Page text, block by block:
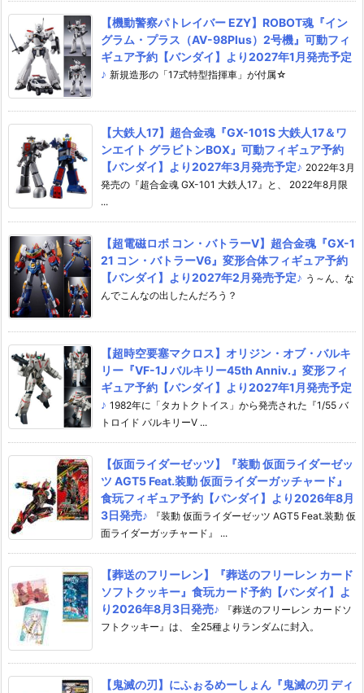
【機動警察パトレイバー EZY】ROBOT魂『イン
グラム・プラス（AV-98Plus）2号機』可動フィ
ギュア予約【バンダイ】より2027年1月発売予定
♪ 新規造形の「17式特型指揮車」が付属☆
【大鉄人17】超合金魂『GX-101S 大鉄人17＆ワ
ンエイト グラビトンBOX』可動フィギュア予約
【バンダイ】より2027年3月発売予定♪ 2022年3月
発売の『超合金魂 GX-101 大鉄人17』と、 2022年8月限
...
【超電磁ロボ コン・バトラーV】超合金魂『GX-1
21 コン・バトラーV6』変形合体フィギュア予約
【バンダイ】より2027年2月発売予定♪ う～ん、な
んでこんなの出したんだろう？
【超時空要塞マクロス】オリジン・オブ・バルキ
リー『VF-1J バルキリー45th Anniv.』変形フィ
ギュア予約【バンダイ】より2027年1月発売予定
♪ 1982年に「タカトクトイス」から発売された『1/55 バ
トロイド バルキリーV ...
【仮面ライダーゼッツ】『装動 仮面ライダーゼッ
ツ AGT5 Feat.装動 仮面ライダーガッチャード』
食玩フィギュア予約【バンダイ】より2026年8月
3日発売♪
『装動 仮面ライダーゼッツ AGT5 Feat.装動 仮
面ライダーガッチャード』 ...
【葬送のフリーレン】『葬送のフリーレン カード
ソフトクッキー』食玩カード予約【バンダイ】よ
り2026年8月3日発売♪
『葬送のフリーレン カードソ
フトクッキー』は、 全25種よりランダムに封入。
【鬼滅の刃】にふぉるめーしょん『鬼滅の刃 ディ